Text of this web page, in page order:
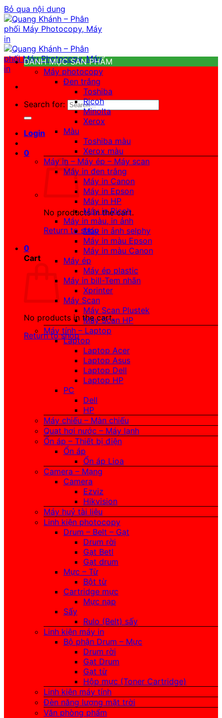
Bỏ qua nội dung
Search for:
Login
0
No products in the cart.
Return to shop
0
Cart
No products in the cart.
Return to shop
DANH MỤC SẢN PHẨM
Máy photocopy
Đen trắng
Toshiba
Ricoh
Minolta
Xerox
Màu
Toshiba màu
Xerox màu
Máy in – Máy ép – Máy scan
Máy in đen trắng
Máy in Canon
Máy in Epson
Máy in HP
Máy in Ricoh
Máy in màu, in ảnh
Máy in ảnh selphy
Máy in màu Epson
Máy in màu Canon
Máy ép
Máy ép plastic
Máy in bill-Tem nhãn
Xprinter
Máy Scan
Máy Scan Plustek
Máy Scan HP
Máy tính – Laptop
Laptop
Laptop Acer
Laptop Asus
Laptop Dell
Laptop HP
PC
Dell
HP
Máy chiếu – Màn chiếu
Quạt hơi nước – Máy lạnh
Ổn áp – Thiết bị điện
Ổn áp
Ổn áp Lioa
Camera – Mạng
Camera
Ezviz
Hikvision
Máy huỷ tài liệu
Linh kiện photocopy
Drum – Belt – Gạt
Drum rời
Gạt Betl
Gạt drum
Mực – Từ
Bột từ
Cartridge mực
Mực nạp
Sấy
Rulo (Belt) sấy
Linh kiện máy in
Bộ phận Drum – Mực
Drum rời
Gạt Drum
Gạt từ
Hộp mực (Toner Cartridge)
Linh kiện máy tính
Đèn năng lượng mặt trời
Văn phòng phẩm